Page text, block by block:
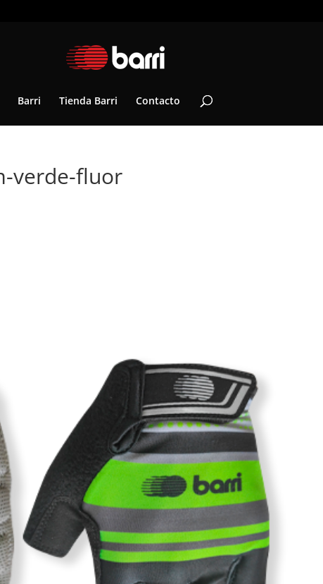
Barri Tienda Barri Contacto
verde-fluor